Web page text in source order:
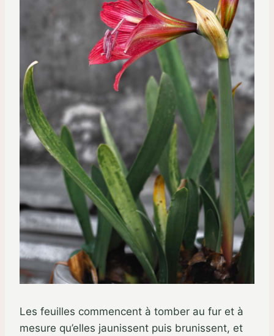
Les feuilles commencent à tomber au fur et à
mesure qu’elles jaunissent puis brunissent, et